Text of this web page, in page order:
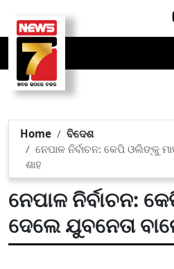
Home
ବିଦେଶ
ନେପାଳ ନିର୍ବାଚନ: କେପି ଓଲିଙ୍କୁ
ଶାହ
ନେପାଳ ନିର୍ବାଚନ:
ଦେଲେ ଯୁବନେତା